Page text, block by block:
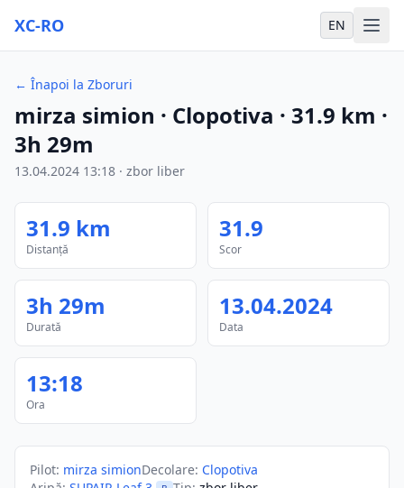
XC-RO EN
← Înapoi la Zboruri
mirza simion · Clopotiva · 31.9 km ·
3h 29m
13.04.2024 13:18 · zbor liber
31.9 km
Distanță
31.9
Scor
3h 29m
Durată
13.04.2024
Data
13:18
Ora
Pilot: mirza simionDecolare: Clopotiva